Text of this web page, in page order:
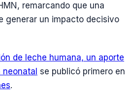
remarcando que una
generar un impacto decisivo
de leche humana, un aporte
neonatal se publicó primero en
.